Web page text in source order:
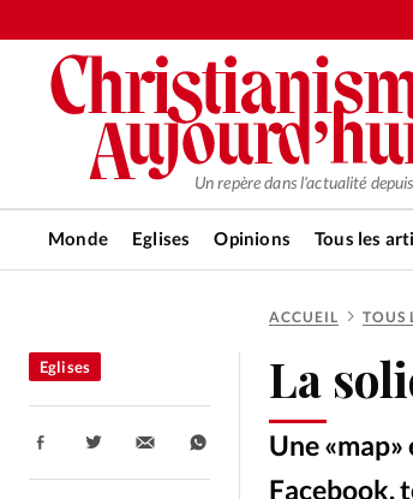
Un repère dans l'actualité
Monde Eglises Opinions Tous les
RUBRIQUES
Tous les articles
Actualité internationale
ACCUEIL TOUS
La
Une
Facebook,
Eglises
Partager: